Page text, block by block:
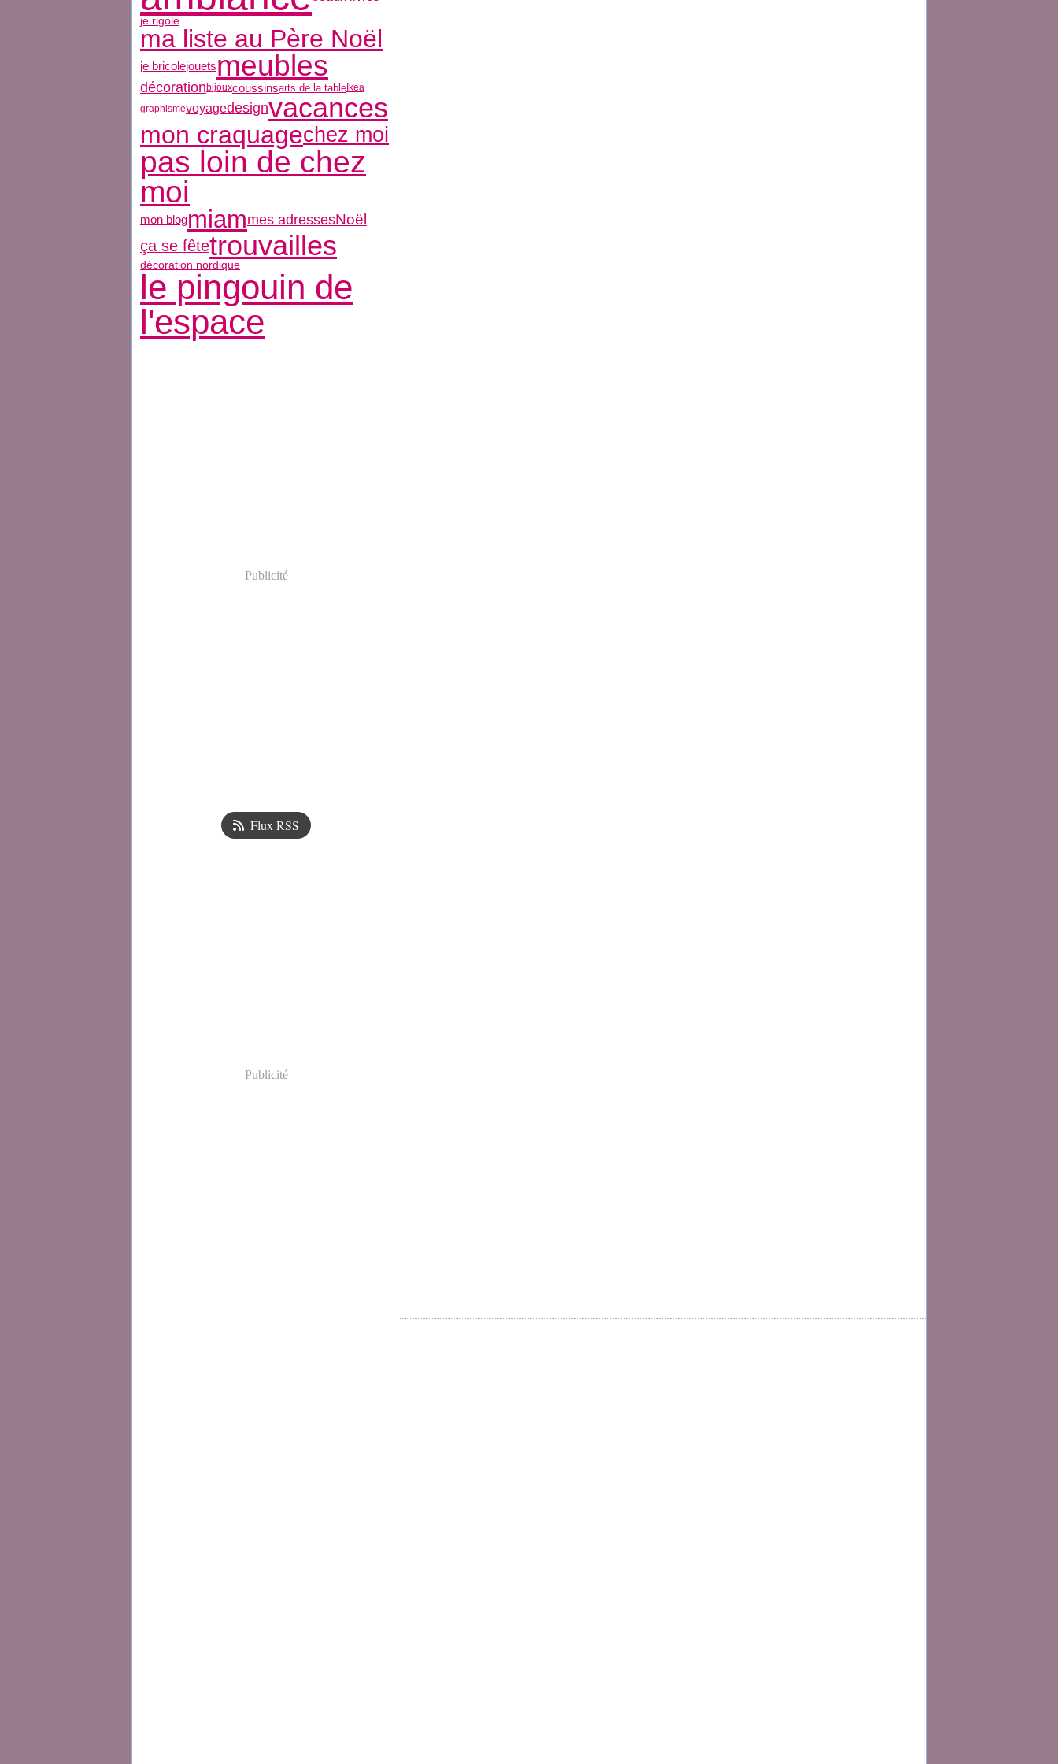
je rigole
ma liste au Père Noël
je bricolejouetsmeubles
décorationbijouxcoussinsarts de la table Ikea
graphismevoyagedesignvacances
mon craquagechez moi
pas loin de chez
moi
mon blogmiammes adressesNoël
ça se fêtetrouvailles
décoration nordique
le pingouin de
l'espace
Publicité
Flux RSS
Publicité